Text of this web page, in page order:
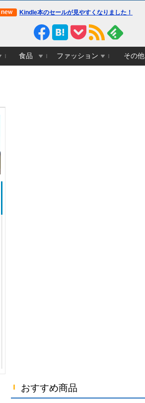
Kindle本のセールが見やすくなりました！
食品 ファッション その他
おすすめ商品